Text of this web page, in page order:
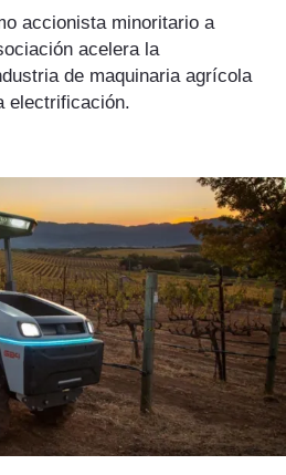
accionista minoritario a
acelera la
de maquinaria agrícola
electrificación.